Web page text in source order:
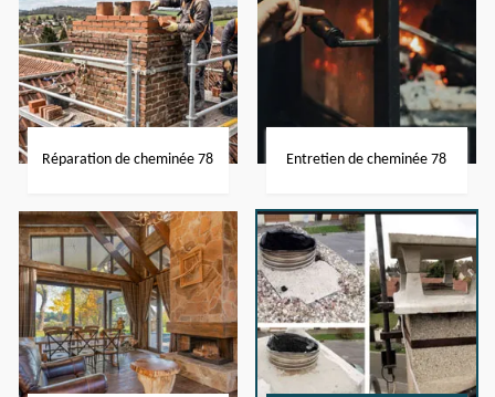
Réparation de cheminée 78 Entretien de cheminée 78